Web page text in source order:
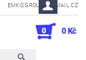
EMKO.GROUSL@EMAIL.CZ
0 0 Kč